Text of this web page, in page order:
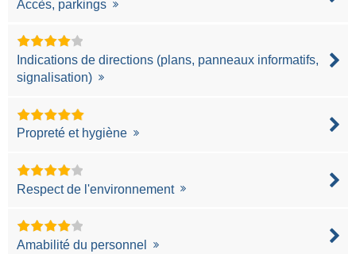
Accès, parkings
Indications de directions (plans, panneaux informatifs,
signalisation)
Propreté et hygiène
Respect de l'environnement
Amabilité du personnel